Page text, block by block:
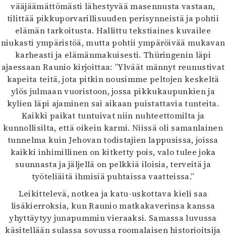
vääjäämättömästi lähestyvää masennusta vastaan,
tilittää pikkuporvarillisuuden perisynneistä ja pohtii
elämän tarkoitusta. Hallittu tekstiaines kuvailee
niukasti ympäristöä, mutta pohtii ympäröivää mukavan
karheasti ja elämänmakuisesti. Thüringenin läpi
ajaessaan Raunio kirjoittaa: ”Ylväät männyt reunustivat
kapeita teitä, jota pitkin nousimme peltojen keskeltä
ylös julmaan vuoristoon, jossa pikkukaupunkien ja
kylien läpi ajaminen sai aikaan puistattavia tunteita.
Kaikki paikat tuntuivat niin nuhteettomilta ja
kunnollisilta, että oikein karmi. Niissä oli samanlainen
tunnelma kuin Jehovan todistajien lappusissa, joissa
kaikki inhimillinen on kitketty pois, valo tulee joka
suunnasta ja jäljellä on pelkkiä iloisia, terveitä ja
työteliäitä ihmisiä puhtaissa vaatteissa.”
Leikittelevä, notkea ja katu-uskottava kieli saa
lisäkierroksia, kun Raunio matkakaverinsa kanssa
yhyttäytyy junapummin vieraaksi. Samassa luvussa
käsitellään sulassa sovussa roomalaisen historioitsija